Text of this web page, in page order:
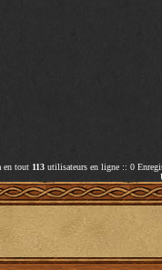
en tout 113 utilisateurs en ligne :: 0